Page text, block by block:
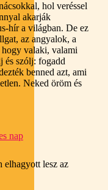
hol veréssel
akarják
hír a világban. De ez
az angyalok, a
valaki, valami
és szólj: fogadd
benned azt, ami
Neked öröm és
nap
elhagyott lesz az